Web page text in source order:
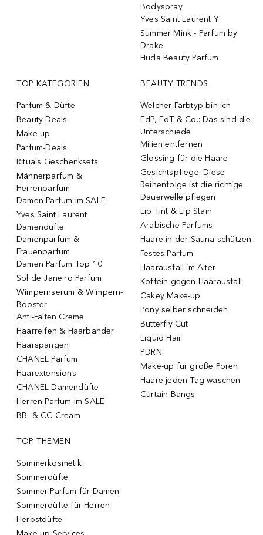
Bodyspray
Yves Saint Laurent Y
Summer Mink - Parfum by
Drake
Huda Beauty Parfum
TOP KATEGORIEN
Parfum & Düfte
Beauty Deals
Make-up
Parfum-Deals
Rituals Geschenksets
Männerparfum &
Herrenparfum
Damen Parfum im SALE
Yves Saint Laurent
Damendüfte
Damenparfum &
Frauenparfum
Damen Parfum Top 10
Sol de Janeiro Parfum
Wimpernserum & Wimpern-
Booster
Anti-Falten Creme
Haarreifen & Haarbänder
Haarspangen
CHANEL Parfum
Haarextensions
CHANEL Damendüfte
Herren Parfum im SALE
BB- & CC-Cream
BEAUTY TRENDS
Welcher Farbtyp bin ich
EdP, EdT & Co.: Das sind die
Unterschiede
Milien entfernen
Glossing für die Haare
Gesichtspflege: Diese
Reihenfolge ist die richtige
Dauerwelle pflegen
Lip Tint & Lip Stain
Arabische Parfums
Haare in der Sauna schützen
Festes Parfum
Haarausfall im Alter
Koffein gegen Haarausfall
Cakey Make-up
Pony selber schneiden
Butterfly Cut
Liquid Hair
PDRN
Make-up für große Poren
Haare jeden Tag waschen
Curtain Bangs
TOP THEMEN
Sommerkosmetik
Sommerdüfte
Sommer Parfum für Damen
Sommerdüfte für Herren
Herbstdüfte